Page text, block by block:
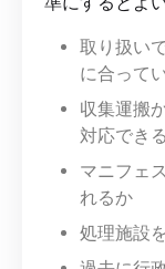
取り扱い
に合って
収集運搬
対応でき
マニフェ
れるか
処理施設